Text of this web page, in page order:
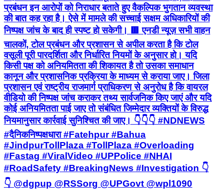
प्रबंधन इन आरोपों को निराधार बताते हुए वैकल्पिक भुगतान व्यवस्था
की बात कह रहा है। ऐसे में मामले की सच्चाई सक्षम अधिकारियों की
निष्पक्ष जांच के बाद ही स्पष्ट हो सकेगी। 🟥 एनडी न्यूज़ सभी वाहन
चालकों, टोल प्रबंधन और प्रशासन से अपील करता है कि टोल
वसूली पूरी पारदर्शिता और निर्धारित नियमों के अनुसार हो। यदि
किसी पक्ष को अनियमितता की शिकायत है तो उसका समाधान
कानून और प्रशासनिक प्रक्रिया के माध्यम से कराया जाए। जिला
प्रशासन एवं राष्ट्रीय राजमार्ग प्राधिकरण से अनुरोध है कि वायरल
वीडियो की निष्पक्ष जांच कराकर तथ्य सार्वजनिक किए जाएं और यदि
कोई अनियमितता पाई जाए तो संबंधित जिम्मेदार व्यक्तियों के विरुद्ध
नियमानुसार कार्रवाई सुनिश्चित की जाए। 👇👇👇 #NDNEWS
#दैनिकनिष्पक्षधारा #Fatehpur #Bahua
#JindpurTollPlaza #TollPlaza #Overloading
#Fastag #ViralVideo #UPPolice #NHAI
#RoadSafety #BreakingNews #Investigation 👇
👇 @dgpup @RSSorg @UPGovt @wpl1090